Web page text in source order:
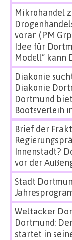
Mikrohandel
voran (PM
Idee für
Modell“ kann
Diakonie
Diakonie
Dortmund
Bootsverleih
Brief der
Innenstadt?
vor der
Stadt
Weltacker
Dortmund:
startet in